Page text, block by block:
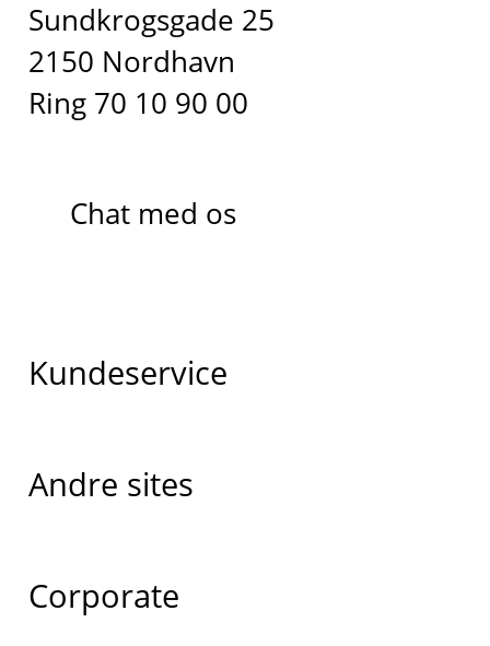
Sundkrogsgade 25
2150 Nordhavn
Ring 70 10 90 00
Chat med os
Kundeservice
Andre sites
Corporate